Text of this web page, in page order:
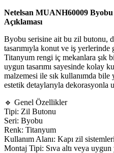
Netelsan MUANH60009
Açıklaması
Byobu serisine ait bu zil butonu,
tasarımıyla konut ve iş yerlerinde
Titanyum rengi iç mekanlara şık
uygun tasarımı sayesinde kolay
malzemesi ile sık kullanımda
estetik detaylarıyla dekorasyonla
🔹 Genel Özellikler
Tipi: Zil Butonu
Seri: Byobu
Renk: Titanyum
Kullanım Alanı: Kapı zil sistemleri
Montaj Tipi: Sıva altı veya uygun